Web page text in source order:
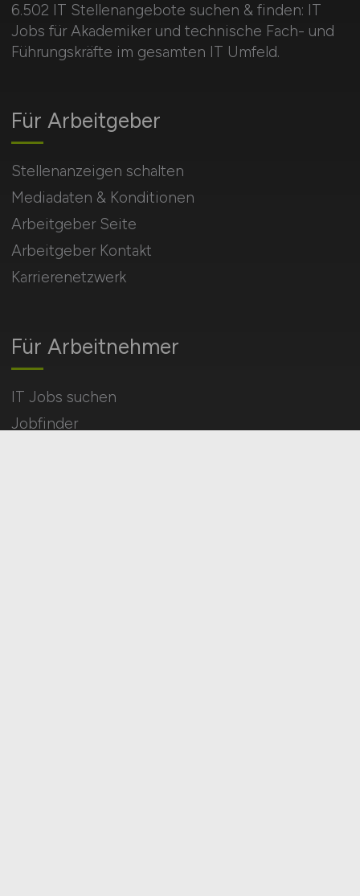
6.502 IT Stellenangebote suchen & finden: IT
Jobs für Akademiker und technische Fach- und
Führungskräfte im gesamten IT Umfeld.
Für Arbeitnehmer
IT Jobs suchen
Jobfinder
Für Arbeitgeber
Stellenanzeigen schalten
Mediadaten & Konditionen
Arbeitgeber Seite
Arbeitgeber Kontakt
Karrierenetzwerk